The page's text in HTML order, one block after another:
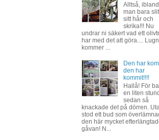
Alltså, ibland
man bara
sitt hår och
skrika!!! Nu
undrar ni säkert vad ett
har med det att göra....
kommer ...
Den har
den har
kommit!!!!
Hallå! För
en liten stund
sedan så
knackade det på dörren.
stod ett bud som
den här mycket
gåvan! N...